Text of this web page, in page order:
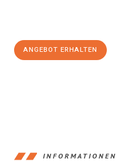
ANGEBOT ERHALTEN
INFORMATIONEN